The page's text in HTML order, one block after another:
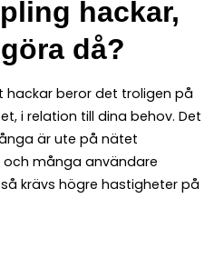
hackar,
då?
beror det troligen på
i relation till dina behov. Det
är ute på nätet
många användare
krävs högre hastigheter på